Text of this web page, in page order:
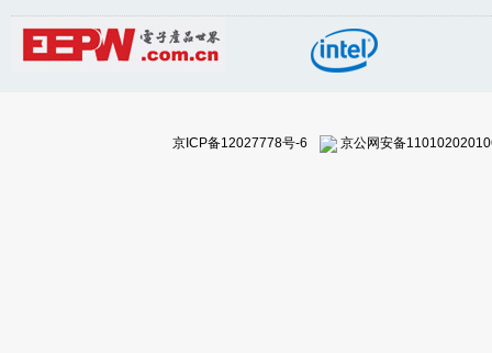
京ICP备12027778号-6 京公网安备